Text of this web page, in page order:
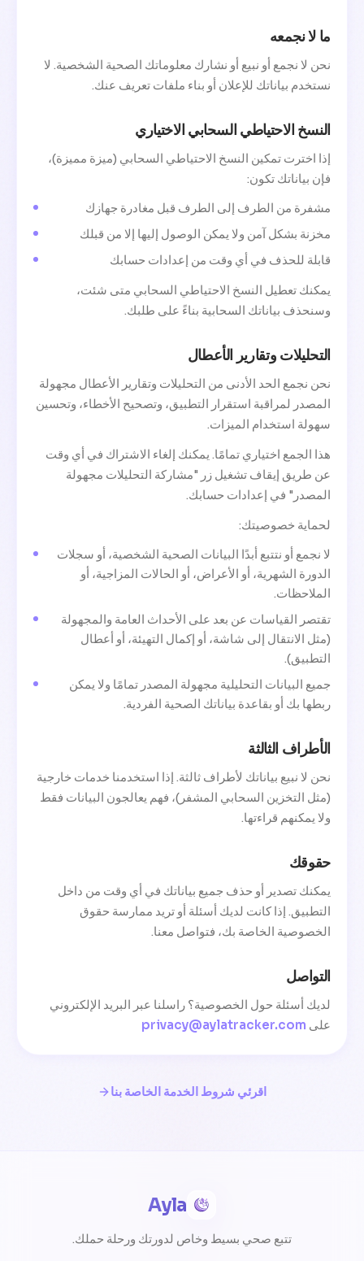
ما لا نجمعه
نحن لا نجمع أو نبيع أو نشارك معلوماتك الصحية الشخصية. لا
نستخدم بياناتك للإعلان أو بناء ملفات تعريف عنك.
النسخ الاحتياطي السحابي الاختياري
إذا اخترت تمكين النسخ الاحتياطي السحابي (ميزة مميزة)،
فإن بياناتك تكون:
مشفرة من الطرف إلى الطرف قبل مغادرة جهازك
مخزنة بشكل آمن ولا يمكن الوصول إليها إلا من قبلك
قابلة للحذف في أي وقت من إعدادات حسابك
يمكنك تعطيل النسخ الاحتياطي السحابي متى شئت،
وسنحذف بياناتك السحابية بناءً على طلبك.
التحليلات وتقارير الأعطال
نحن نجمع الحد الأدنى من التحليلات وتقارير الأعطال مجهولة
المصدر لمراقبة استقرار التطبيق، وتصحيح الأخطاء، وتحسين
سهولة استخدام الميزات.
هذا الجمع اختياري تمامًا. يمكنك إلغاء الاشتراك في أي وقت
عن طريق إيقاف تشغيل زر "مشاركة التحليلات مجهولة
المصدر" في إعدادات حسابك.
لحماية خصوصيتك:
لا نجمع أو نتتبع أبدًا البيانات الصحية الشخصية، أو سجلات
الدورة الشهرية، أو الأعراض، أو الحالات المزاجية، أو
الملاحظات.
تقتصر القياسات عن بعد على الأحداث العامة والمجهولة
(مثل الانتقال إلى شاشة، أو إكمال التهيئة، أو أعطال
التطبيق).
جميع البيانات التحليلية مجهولة المصدر تمامًا ولا يمكن
ربطها بك أو بقاعدة بياناتك الصحية الفردية.
الأطراف الثالثة
نحن لا نبيع بياناتك لأطراف ثالثة. إذا استخدمنا خدمات خارجية
(مثل التخزين السحابي المشفر)، فهم يعالجون البيانات فقط
ولا يمكنهم قراءتها.
حقوقك
يمكنك تصدير أو حذف جميع بياناتك في أي وقت من داخل
التطبيق. إذا كانت لديك أسئلة أو تريد ممارسة حقوق
الخصوصية الخاصة بك، فتواصل معنا.
التواصل
لديك أسئلة حول الخصوصية؟ راسلنا عبر البريد الإلكتروني
على privacy@aylatracker.com
اقرئي شروط الخدمة الخاصة بنا
Ayla
تتبع صحي بسيط وخاص لدورتك ورحلة حملك.